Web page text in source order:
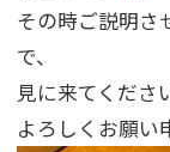
その時ご説明さ
で、
見に来てくださ
よろしくお願い